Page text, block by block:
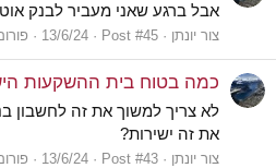
אבל ברגע שאני מעביר לבנק אוטומטית
צור יונתן Post #45
13/6/24
כמה בטוח בית ההשקעות
לא צריך למשוך את זה לחשבון
את זה ישירות?
צור יונתן Post #43
13/6/24